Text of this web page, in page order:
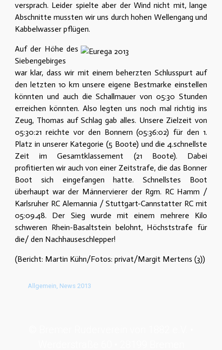
versprach. Leider spielte aber der Wind nicht mit, lange
Abschnitte mussten wir uns durch hohen Wellengang und
Kabbelwasser pflügen.
Auf der Höhe des
Siebengebirges
war klar, dass wir mit einem beherzten Schlusspurt auf
den letzten 10 km unsere eigene Bestmarke einstellen
könnten und auch die Schallmauer von 05:30 Stunden
erreichen könnten. Also legten uns noch mal richtig ins
Zeug, Thomas auf Schlag gab alles. Unsere Zielzeit von
05:30:21 reichte vor den Bonnern (05:36:02) für den 1.
Platz in unserer Kategorie (5 Boote) und die 4.schnellste
Zeit im Gesamtklassement (21 Boote). Dabei
profitierten wir auch von einer Zeitstrafe, die das Bonner
Boot sich eingefangen hatte. Schnellstes Boot
überhaupt war der Männervierer der Rgm. RC Hamm /
Karlsruher RC Alemannia / Stuttgart-Cannstatter RC mit
05:09.48. Der Sieg wurde mit einem mehrere Kilo
schweren Rhein-Basaltstein belohnt, Höchststrafe für
die/ den Nachhauseschlepper!
(Bericht: Martin Kühn/Fotos: privat/Margit Mertens (3))
Allgemein, News 2013